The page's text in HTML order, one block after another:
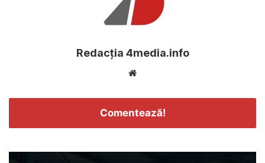
Redacția 4media.info
Comentează!